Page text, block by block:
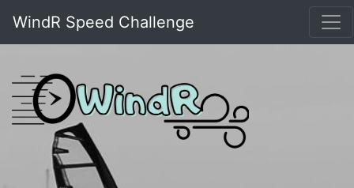
WindR Speed Challenge